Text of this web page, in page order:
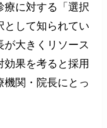
療に対する「選択
として知られてい
が大きくリソース
効果を考ると採用
機関・院長にとっ